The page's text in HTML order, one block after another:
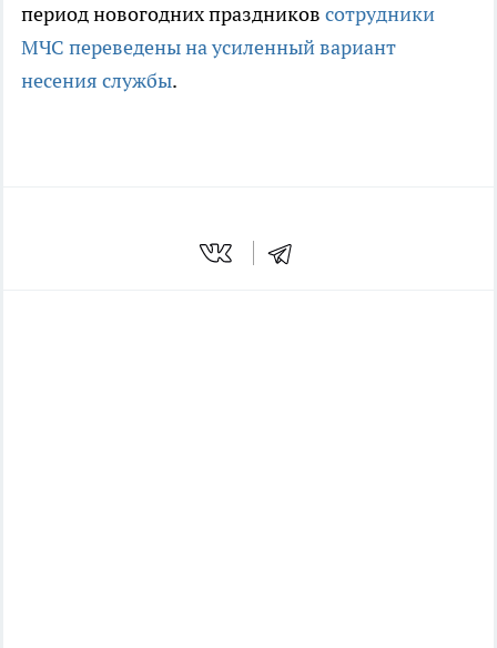
период новогодних праздников сотрудники
МЧС переведены на усиленный вариант
несения службы.